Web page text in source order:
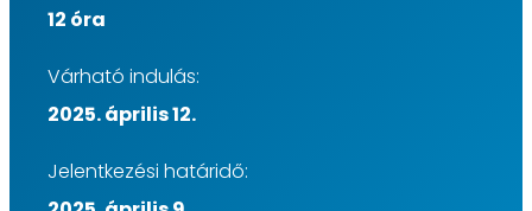
12 óra
Várható indulás:
2025. április 12.
Jelentkezési határidő: